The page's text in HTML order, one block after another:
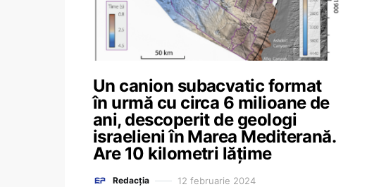
Un canion subacvatic format
în urmă cu circa 6 milioane de
ani, descoperit de geologi
israelieni în Marea Mediterană.
Are 10 kilometri lățime
Redacția 12 februarie 2024